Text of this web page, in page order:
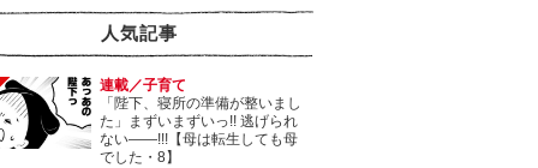
人気記事
連載／子育て
「陛下、寝所の準備が整いまし
た」まずいまずいっ!! 逃げられ
ない――!!!【母は転生しても母
でした・8】